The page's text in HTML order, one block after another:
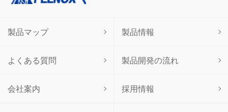
製品マップ 製品情報
よくある質問 製品開発の流れ
会社案内 採用情報